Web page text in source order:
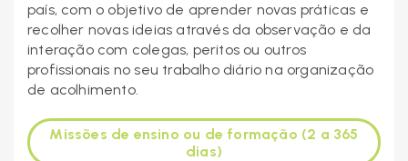
país, com o objetivo de aprender novas práticas e
recolher novas ideias através da observação e da
interação com colegas, peritos ou outros
profissionais no seu trabalho diário na organização
de acolhimento.
Missões de ensino ou de formação (2 a 365
dias)